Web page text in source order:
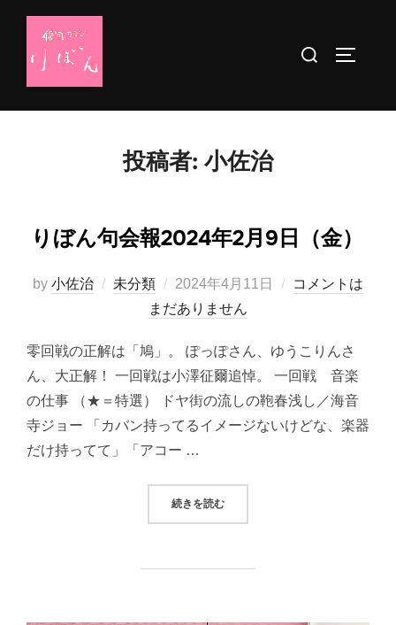
ツ
検
投稿者: 小佐治
りぼん句会報2024年2月9日（金）
by 小佐治 未分類
投
稿
2024年4月11日
コメントは
まだありません
零回戦の正解は「鳩」。 ぽっぽさん、ゆうこりんさ
ん、大正解！ 一回戦は小澤征爾追悼。 一回戦 音楽
の仕事 （★＝特選） ドヤ街の流しの鞄春浅し／海音
寺ジョー 「カバン持ってるイメージないけどな、楽器
だけ持ってて」「アコー …
続きを読む“りぼん句会報2024年2月9日（金